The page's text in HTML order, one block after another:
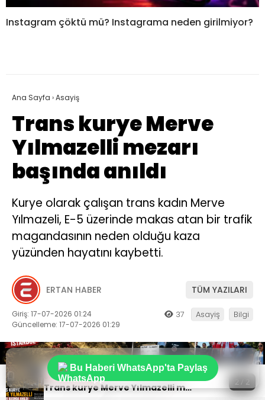
Instagram çöktü mü? Instagrama neden girilmiyor?
Sıradaki Haber
Trans kurye Merve Yılmazelli mezarı başında anıldı
Ana Sayfa ›Asayiş
Trans kurye Merve
Yılmazelli mezarı
başında anıldı
Kurye olarak çalışan trans kadın Merve
Yılmazeli, E-5 üzerinde makas atan bir trafik
magandasının neden olduğu kaza
yüzünden hayatını kaybetti.
ERTAN HABER TÜM YAZILARI
Giriş: 17-07-2026 01:24
Güncelleme: 17-07-2026 01:29
37 Asayiş Bilgi
2 / 2
Bu Haberi WhatsApp'ta Paylaş